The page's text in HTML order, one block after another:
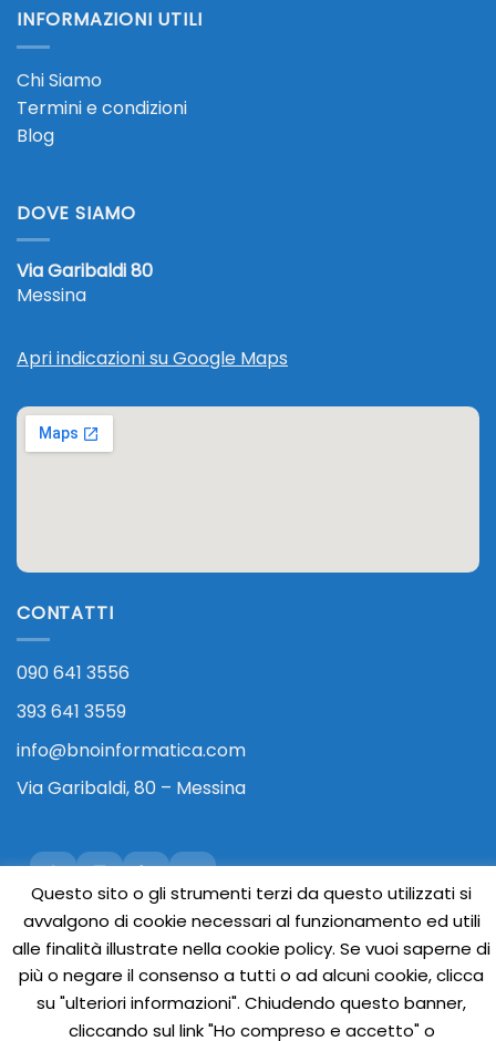
INFORMAZIONI UTILI
Chi Siamo
Termini e condizioni
Blog
DOVE SIAMO
Via Garibaldi 80
Messina
Apri indicazioni su Google Maps
CONTATTI
090 641 3556
393 641 3559
info@bnoinformatica.com
Via Garibaldi, 80 – Messina
Visa PayPal Stripe MasterCard
Cash
On
Copyright 2026 © BNO Informatica SRLS | P.IVA
Questo sito o gli strumenti terzi da questo utilizzati si
avvalgono di cookie necessari al funzionamento ed utili
alle finalità illustrate nella cookie policy. Se vuoi saperne di
più o negare il consenso a tutti o ad alcuni cookie, clicca
su "ulteriori informazioni". Chiudendo questo banner,
cliccando sul link "Ho compreso e accetto" o